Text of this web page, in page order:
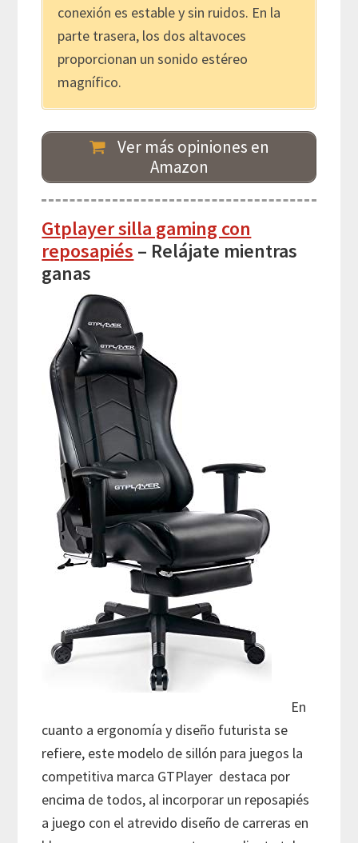
conexión es estable y sin ruidos. En la
parte trasera, los dos altavoces
proporcionan un sonido estéreo
magnífico.
Ver más opiniones en
Amazon
Gtplayer silla gaming con
reposapiés – Relájate mientras
ganas
En
cuanto a ergonomía y diseño futurista se
refiere, este modelo de sillón para juegos la
competitiva marca GTPlayer destaca por
encima de todos, al incorporar un reposapiés
a juego con el atrevido diseño de carreras en